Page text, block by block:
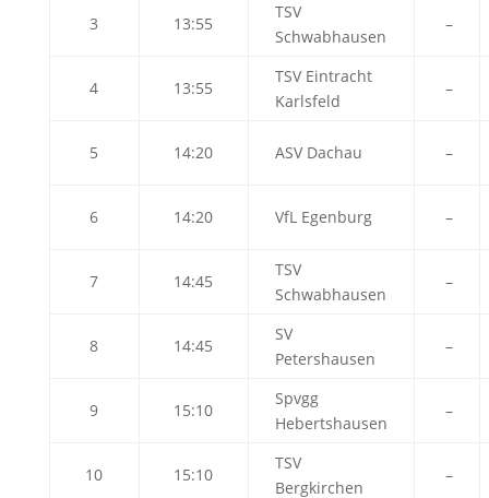
3 13:55
TSV
Schwabhausen
–
4 13:55
TSV Eintracht
Karlsfeld
–
5 14:20 ASV Dachau –
6 14:20 VfL Egenburg –
7 14:45
TSV
Schwabhausen
–
8 14:45
SV
Petershausen
–
9 15:10
Spvgg
Hebertshausen
–
10 15:10
TSV
Bergkirchen
–